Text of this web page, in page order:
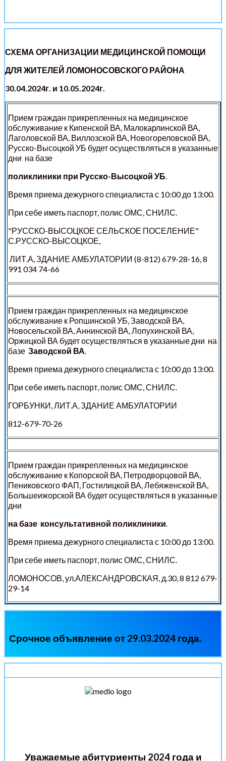
СХЕМА ОРГАНИЗАЦИИ МЕДИЦИНСКОЙ ПОМОЩИ
ДЛЯ ЖИТЕЛЕЙ ЛОМОНОСОВСКОГО РАЙОНА
30.04.2024г. и 10.05.2024г.
Прием граждан прикрепленных на медицинское
обслуживание к Кипенской ВА, Малокарлинской ВА,
Лаголовской ВА, Виллозской ВА, Новогореловской ВА,
Русско-Высоцкой УБ будет осуществляться в указанные
дни на базе
поликлиники при Русско-Высоцкой УБ.
Время приема дежурного специалиста с 10:00 до 13:00.
При себе иметь паспорт, полис ОМС, СНИЛС.
"РУССКО-ВЫСОЦКОЕ СЕЛЬСКОЕ ПОСЕЛЕНИЕ"
С.РУССКО-ВЫСОЦКОЕ,
ЛИТ.А, ЗДАНИЕ АМБУЛАТОРИИ (8-812) 679-28-16, 8
991 034 74-66
Прием граждан прикрепленных на медицинское
обслуживание к Ропшинской УБ, Заводской ВА,
Новосельской ВА, Аннинской ВА, Лопухинской ВА,
Оржицкой ВА будет осуществляться в указанные дни на
базе Заводской ВА.
Время приема дежурного специалиста с 10:00 до 13:00.
При себе иметь паспорт, полис ОМС, СНИЛС.
ГОРБУНКИ, ЛИТ.А, ЗДАНИЕ АМБУЛАТОРИИ
812-679-70-26
Прием граждан прикрепленных на медицинское
обслуживание к Копорской ВА, Петродворцовой ВА,
Пениковского ФАП, Гостилицкой ВА, Лебяженской ВА,
Большеижорской ВА будет осуществляться в указанные
дни
на базе консультативной поликлиники.
Время приема дежурного специалиста с 10:00 до 13:00.
При себе иметь паспорт, полис ОМС, СНИЛС.
ЛОМОНОСОВ, ул.АЛЕКСАНДРОВСКАЯ, д.30, 8 812 679-
29-14
Срочное объявление от 29.03.2024 года.
Уважаемые абитуриенты 2024 года и